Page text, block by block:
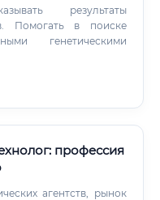
результаты
Помогать в поиске
генетическими
профессия
агентств, рынок